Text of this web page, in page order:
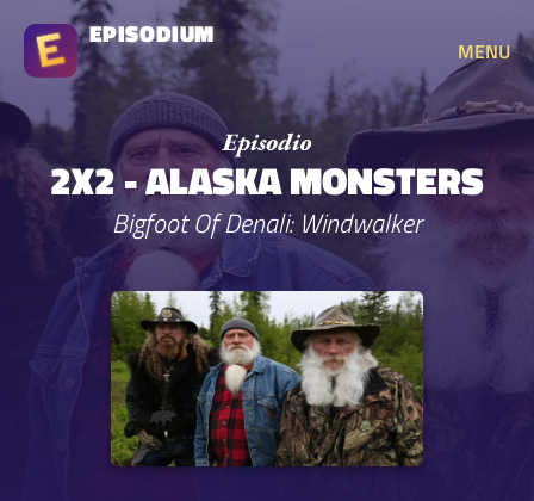
EPISODIUM
MENU
2X2 - ALASKA MONSTERS
Bigfoot Of Denali: Windwalker